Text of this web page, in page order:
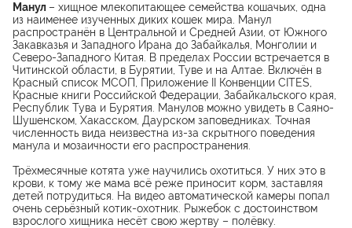
Манул – хищное млекопитающее семейства кошачьих, одна
из наименее изученных диких кошек мира. Манул
распространён в Центральной и Средней Азии, от Южного
Закавказья и Западного Ирана до Забайкалья, Монголии и
Северо-Западного Китая. В пределах России встречается в
Читинской области, в Бурятии, Туве и на Алтае. Включён в
Красный список МСОП, Приложение II Конвенции CITES,
Красные книги Российской Федерации, Забайкальского края,
Республик Тува и Бурятия. Манулов можно увидеть в Саяно-
Шушенском, Хакасском, Даурском заповедниках. Точная
численность вида неизвестна из-за скрытного поведения
манула и мозаичности его распространения.
Трёхмесячные котята уже научились охотиться. У них это в
крови, к тому же мама всё реже приносит корм, заставляя
детей потрудиться. На видео автоматической камеры попал
очень серьёзный котик-охотник. Рыжебок с достоинством
взрослого хищника несёт свою жертву – полёвку.